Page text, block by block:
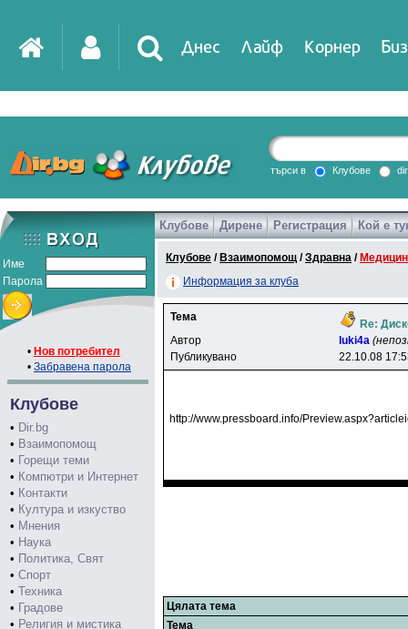
Днес Лайф Корнер
DirTV Impressio
Games
търси в Клубове
Име
Парола
• Нов потребител
• Забравена парола
Клубове
• Dir.bg
• Взаимопомощ
• Горещи теми
• Компютри и Интернет
• Контакти
• Култура и изкуство
• Мнения
• Наука
• Политика, Свят
• Спорт
• Техника
• Градове
• Религия и мистика
Клубове Дирене Регистрация Кой е
Клубове / Взаимопомощ /Здравна /
Информация за клуба
Тема
Re:
Автор
luki4a
Публикувано
22.10.08
http://www.pressboard.info/
Цялата тема
Тема